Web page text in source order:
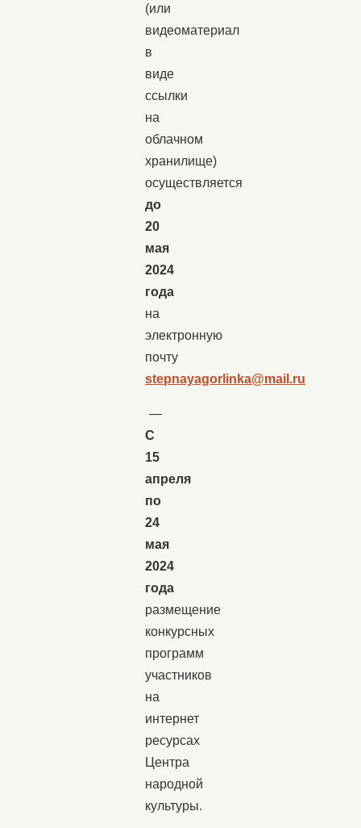
(или
видеоматериал
в
виде
ссылки
на
облачном
хранилище)
осуществляется
до
20
мая
2024
года
на
электронную
почту
stepnayagorlinka@mail.ru
—
С
15
апреля
по
24
мая
2024
года
размещение
конкурсных
программ
участников
на
интернет
ресурсах
Центра
народной
культуры.